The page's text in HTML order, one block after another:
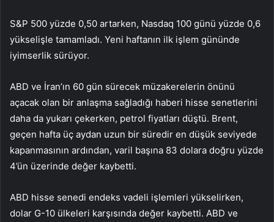
S&P 500 yüzde 0,50 artarken, Nasdaq 100 günü yüzde 0,6
yükselişle tamamladı. Yeni haftanın ilk işlem gününde
iyimserlik sürüyor.
ABD ve İran’ın 60 gün sürecek müzakerelerin önünü
açacak olan bir anlaşma sağladığı haberi hisse senetlerini
daha da yukarı çekerken, petrol fiyatları düştü. Brent,
geçen hafta üç aydan uzun bir süredir en düşük seviyede
kapanmasının ardından, varil başına 83 dolara doğru yüzde
4’ün üzerinde değer kaybetti.
ABD hisse senedi endeks vadeli işlemleri yükselirken,
dolar G-10 ülkeleri karşısında değer kaybetti. ABD ve